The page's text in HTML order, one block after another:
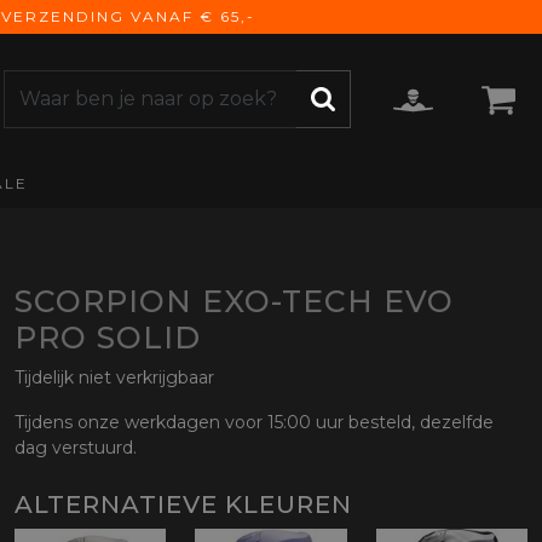
VANAF € 65,-
SCORPION EXO-TECH EVO
PRO SOLID
Tijdelijk niet verkrijgbaar
Tijdens onze werkdagen voor 15:00 uur besteld, dezelfde
dag verstuurd.
ALTERNATIEVE KLEUREN